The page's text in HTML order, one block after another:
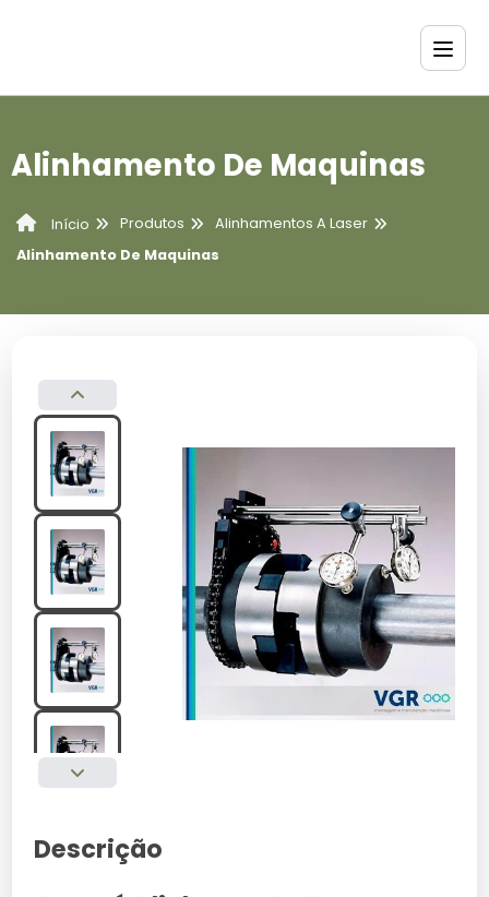
Alinhamento De Maquinas
Início Produtos
Alinhamentos A Laser
Alinhamento De Maquinas
Descrição